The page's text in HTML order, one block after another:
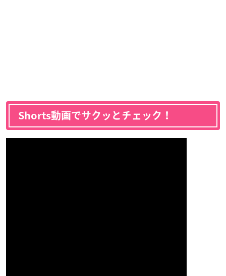
Shorts動画でサクッとチェック！